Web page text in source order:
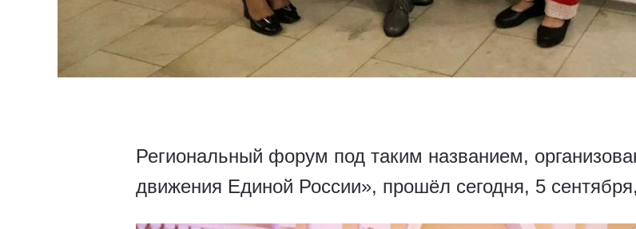
Региональный форум под таким названием,
движения Единой России», прошёл сегодня, 5